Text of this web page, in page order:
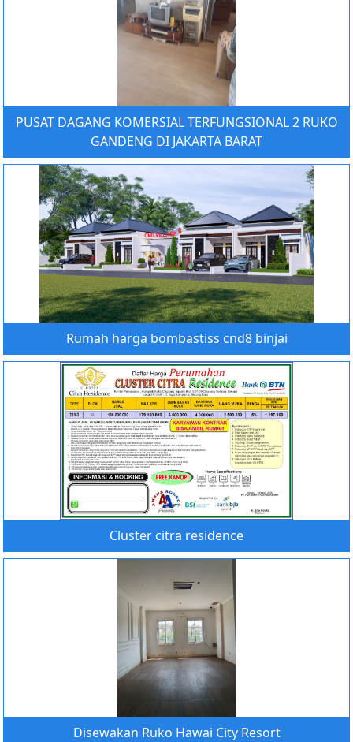
PUSAT DAGANG KOMERSIAL TERFUNGSIONAL 2 RUKO
GANDENG DI JAKARTA BARAT
Rumah harga bombastiss cnd8 binjai
Cluster citra residence
Disewakan Ruko Hawai City Resort